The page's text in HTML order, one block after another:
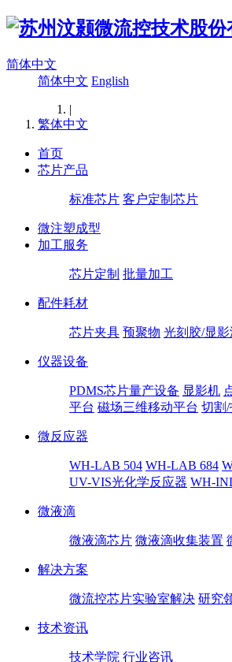
简体中文
简体中文 English
|
繁体中文
首页
芯片产品
标准芯片 客户定制芯片
微注塑成型
加工服务
芯片定制 批量加工
配件耗材
芯片夹具 预聚物 光刻胶/显影
仪器设备
PDMS芯片量产设备 显影机
平台 磁场三维移动平台 切割
微反应器
WH-LAB 504 WH-LAB 684
UV-VIS光化学反应器 WH-
微液滴
微液滴芯片 微液滴收集装置
解决方案
微流控芯片实验室解决 研究
技术资讯
技术学院 行业咨讯